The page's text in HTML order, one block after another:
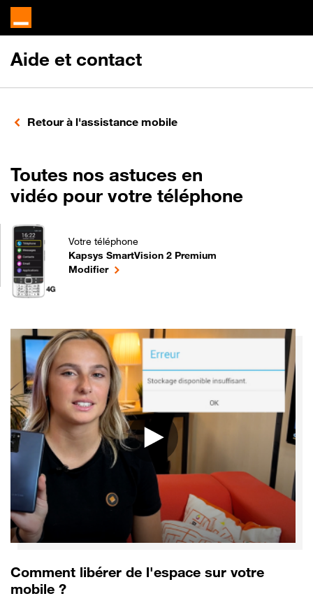
Aide et contact
Retour à l'assistance mobile
Toutes nos astuces en
vidéo pour votre téléphone
Votre téléphone
Kapsys SmartVision 2 Premium
Toutes nos astuces en vidéo pour votre téléphone
Modifierle téléphone sélectionné
Comment libérer de l'espace sur votre
mobile ?